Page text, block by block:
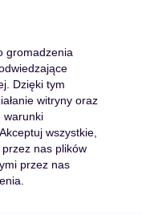
gromadzenia
Dzięki tym
witryny oraz
warunki
wszystkie,
nas plików
przez nas